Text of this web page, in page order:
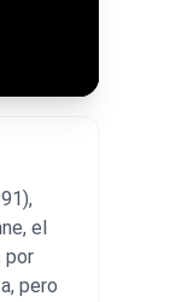
el
por
pero